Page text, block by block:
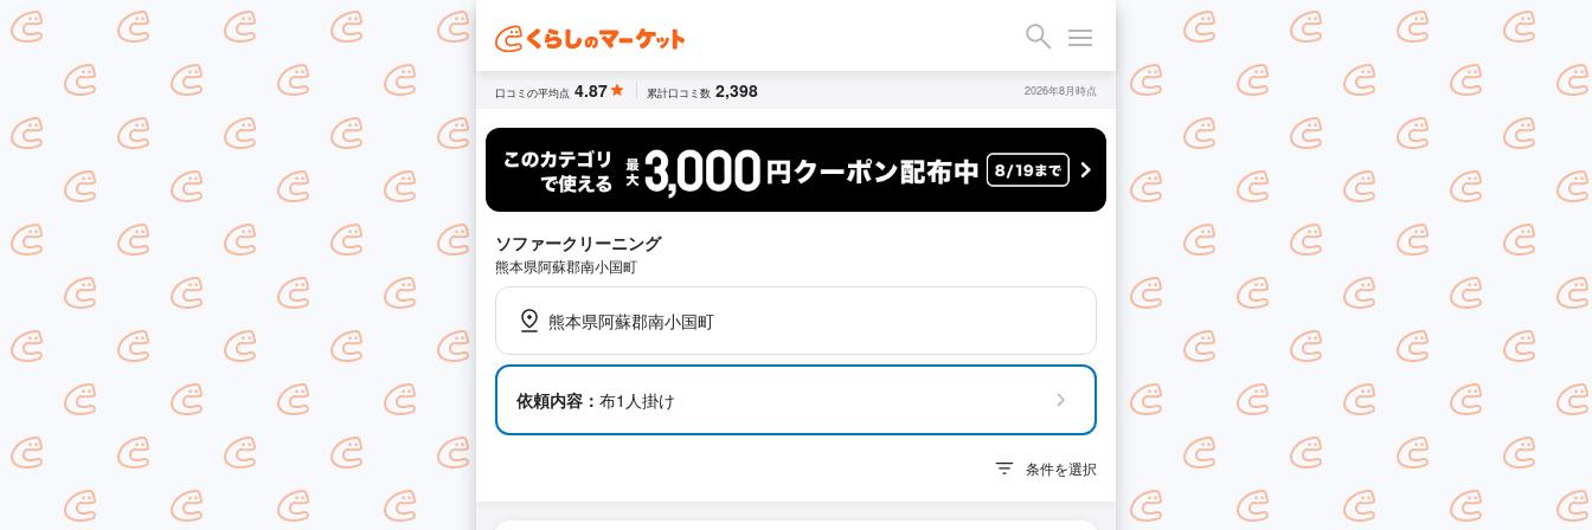
口コミの平均点 4.87 累計口コミ数 2,398 2026年8月時点
ソファークリーニング
熊本県阿蘇郡南小国町
熊本県阿蘇郡南小国町
依頼内容： 布1人掛け
条件を選択